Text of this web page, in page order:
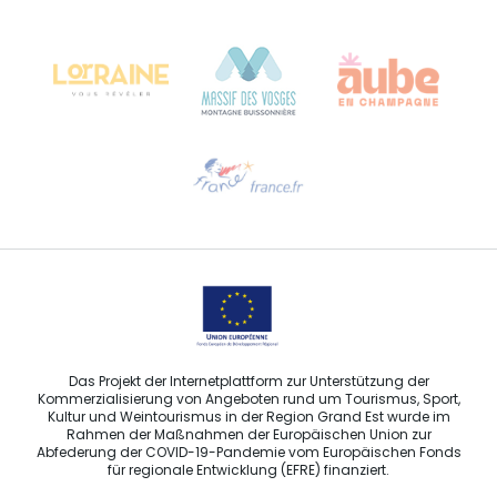
Sprechen Sie uns per E-Mail an
Das Projekt der Internetplattform zur Unterstützung der
Kommerzialisierung von Angeboten rund um Tourismus, Sport,
Kultur und Weintourismus in der Region Grand Est wurde im
Rahmen der Maßnahmen der Europäischen Union zur
Abfederung der COVID-19-Pandemie vom Europäischen Fonds
für regionale Entwicklung (EFRE) finanziert.